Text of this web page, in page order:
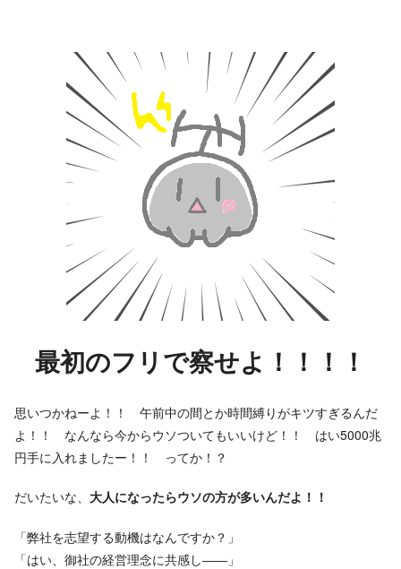
最初のフリで察せよ！！！！
思いつかねーよ！！ 午前中の間とか時間縛りがキツすぎるんだ
よ！！ なんなら今からウソついてもいいけど！！ はい5000兆
円手に入れましたー！！ ってか！？
だいたいな、 大人になったらウソの方が多いんだよ！！
「弊社を志望する動機はなんですか？」
「はい、御社の経営理念に共感し――」